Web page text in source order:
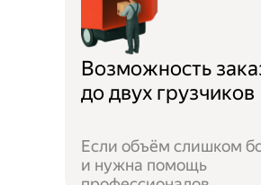
Возможность
до двух грузчиков
Если объём слишком
и нужна помощь